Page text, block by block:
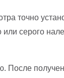
точно
серого
После